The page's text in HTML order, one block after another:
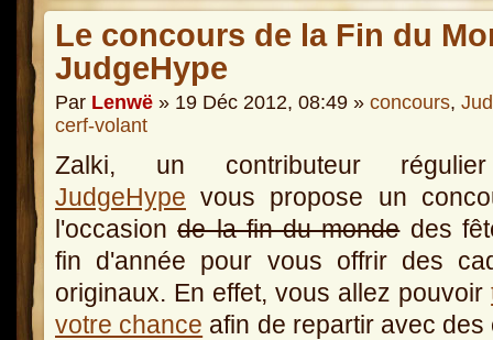
Le concours de la Fin du
JudgeHype
Par Lenwë » 19 Déc 2012, 08:49 » concours,
cerf-volant
Zalki, un contributeur
JudgeHype vous propose un
l'occasionde la fin du mondedes
fin d'année pour vous offrir des
originaux. En effet, vous allez pouvoir
votre chance afin de repartir avec des